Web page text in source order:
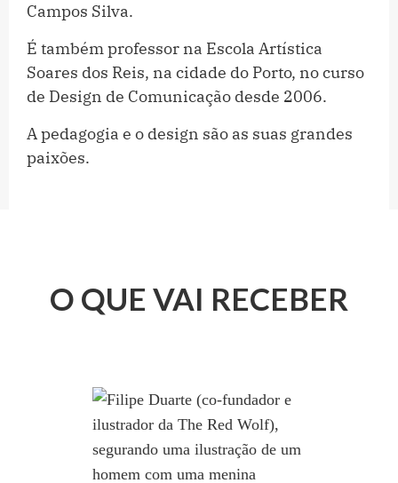
Campos Silva.
É também professor na Escola Artística
Soares dos Reis, na cidade do Porto, no curso
de Design de Comunicação desde 2006.
A pedagogia e o design são as suas grandes
paixões.
O QUE VAI RECEBER